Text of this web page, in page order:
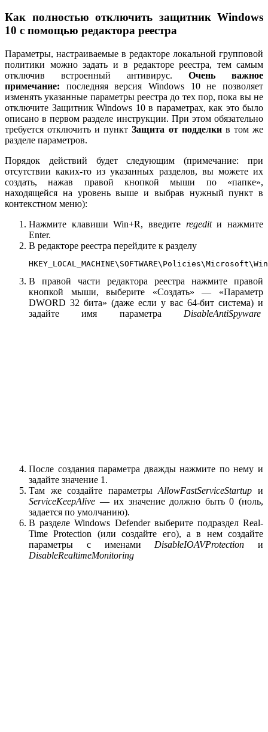
Как полностью отключить защитник Windows
10 с помощью редактора реестра
Параметры, настраиваемые в редакторе локальной групповой
политики можно задать и в редакторе реестра, тем самым
отключив встроенный антивирус. Очень важное
примечание: последняя версия Windows 10 не позволяет
изменять указанные параметры реестра до тех пор, пока вы не
отключите Защитник Windows 10 в параметрах, как это было
описано в первом разделе инструкции. При этом обязательно
требуется отключить и пунктЗащита от подделкив том же
разделе параметров.
Порядок действий будет следующим (примечание: при
отсутствии каких-то из указанных разделов, вы можете их
создать, нажав правой кнопкой мыши по «папке»,
находящейся на уровень выше и выбрав нужный пункт в
контекстном меню):
Нажмите клавиши Win+R, введите regeditи нажмите
Enter.
В редакторе реестра перейдите к разделу
В правой части редактора реестра нажмите правой
кнопкой мыши, выберите «Создать» — «Параметр
DWORD 32 бита» (даже если у вас 64-бит система) и
задайте имя параметра DisableAntiSpyware
После создания параметра дважды нажмите по нему и
задайте значение 1.
Там же создайте параметрыAllowFastServiceStartupи
ServiceKeepAlive — их значение должно быть 0 (ноль,
задается по умолчанию).
В разделе Windows Defender выберите подраздел Real-
Time Protection (или создайте его), а в нем создайте
параметры с именами DisableIOAVProtection и
DisableRealtimeMonitoring